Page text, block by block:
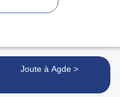
Joute à Agde >